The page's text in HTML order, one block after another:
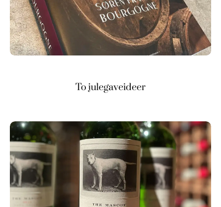
To julegaveideer